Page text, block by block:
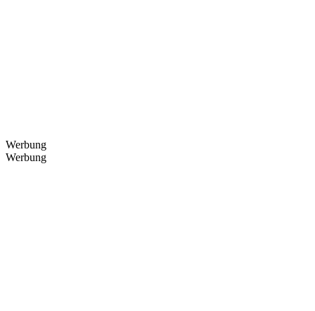
Werbung
Werbung